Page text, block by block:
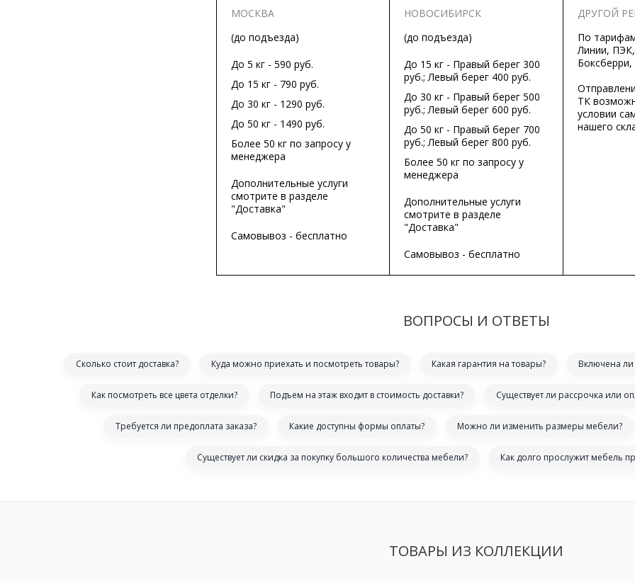
МОСКВА
(до подъезда)
До 5 кг - 590 руб.
До 15 кг - 790 руб.
До 30 кг - 1290 руб.
До 50 кг - 1490 руб.
Более 50 кг по запросу у
менеджера
Дополнительные услуги
смотрите в разделе
"Доставка"
Самовывоз - бесплатно
НОВОСИБИРСК
(до подъезда)
До 15 кг - Правый берег 300
руб.; Левый берег 400 руб.
До 30 кг - Правый берег 500
руб.; Левый берег 600 руб.
До 50 кг - Правый берег 700
руб.; Левый берег 800 руб.
Более 50 кг по запросу у
менеджера
Дополнительные услуги
смотрите в разделе
"Доставка"
Самовывоз - бесплатно
ДРУГОЙ
По
Линии,
ТК
условии
нашего
ВОПРОСЫ И ОТВЕТЫ
Сколько стоит доставка? Куда можно приехать и посмотреть товары? Какая гарантия на товары? Включена ли
Как посмотреть все цвета отделки? Подъем на этаж входит в стоимость доставки? Существует ли рассрочка или
Требуется ли предоплата заказа? Какие доступны формы оплаты? Можно ли изменить размеры мебели?
Существует ли скидка за покупку большого количества мебели? Как долго прослужит мебель
ТОВАРЫ ИЗ КОЛЛЕКЦИИ